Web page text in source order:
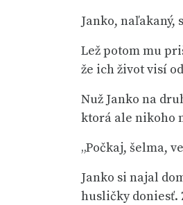
Janko,
Lež potom mu
že ich život visí
Nuž Janko na
ktorá ale nikoho
„Počkaj, šelma,
Janko si najal
husličky doniesť.